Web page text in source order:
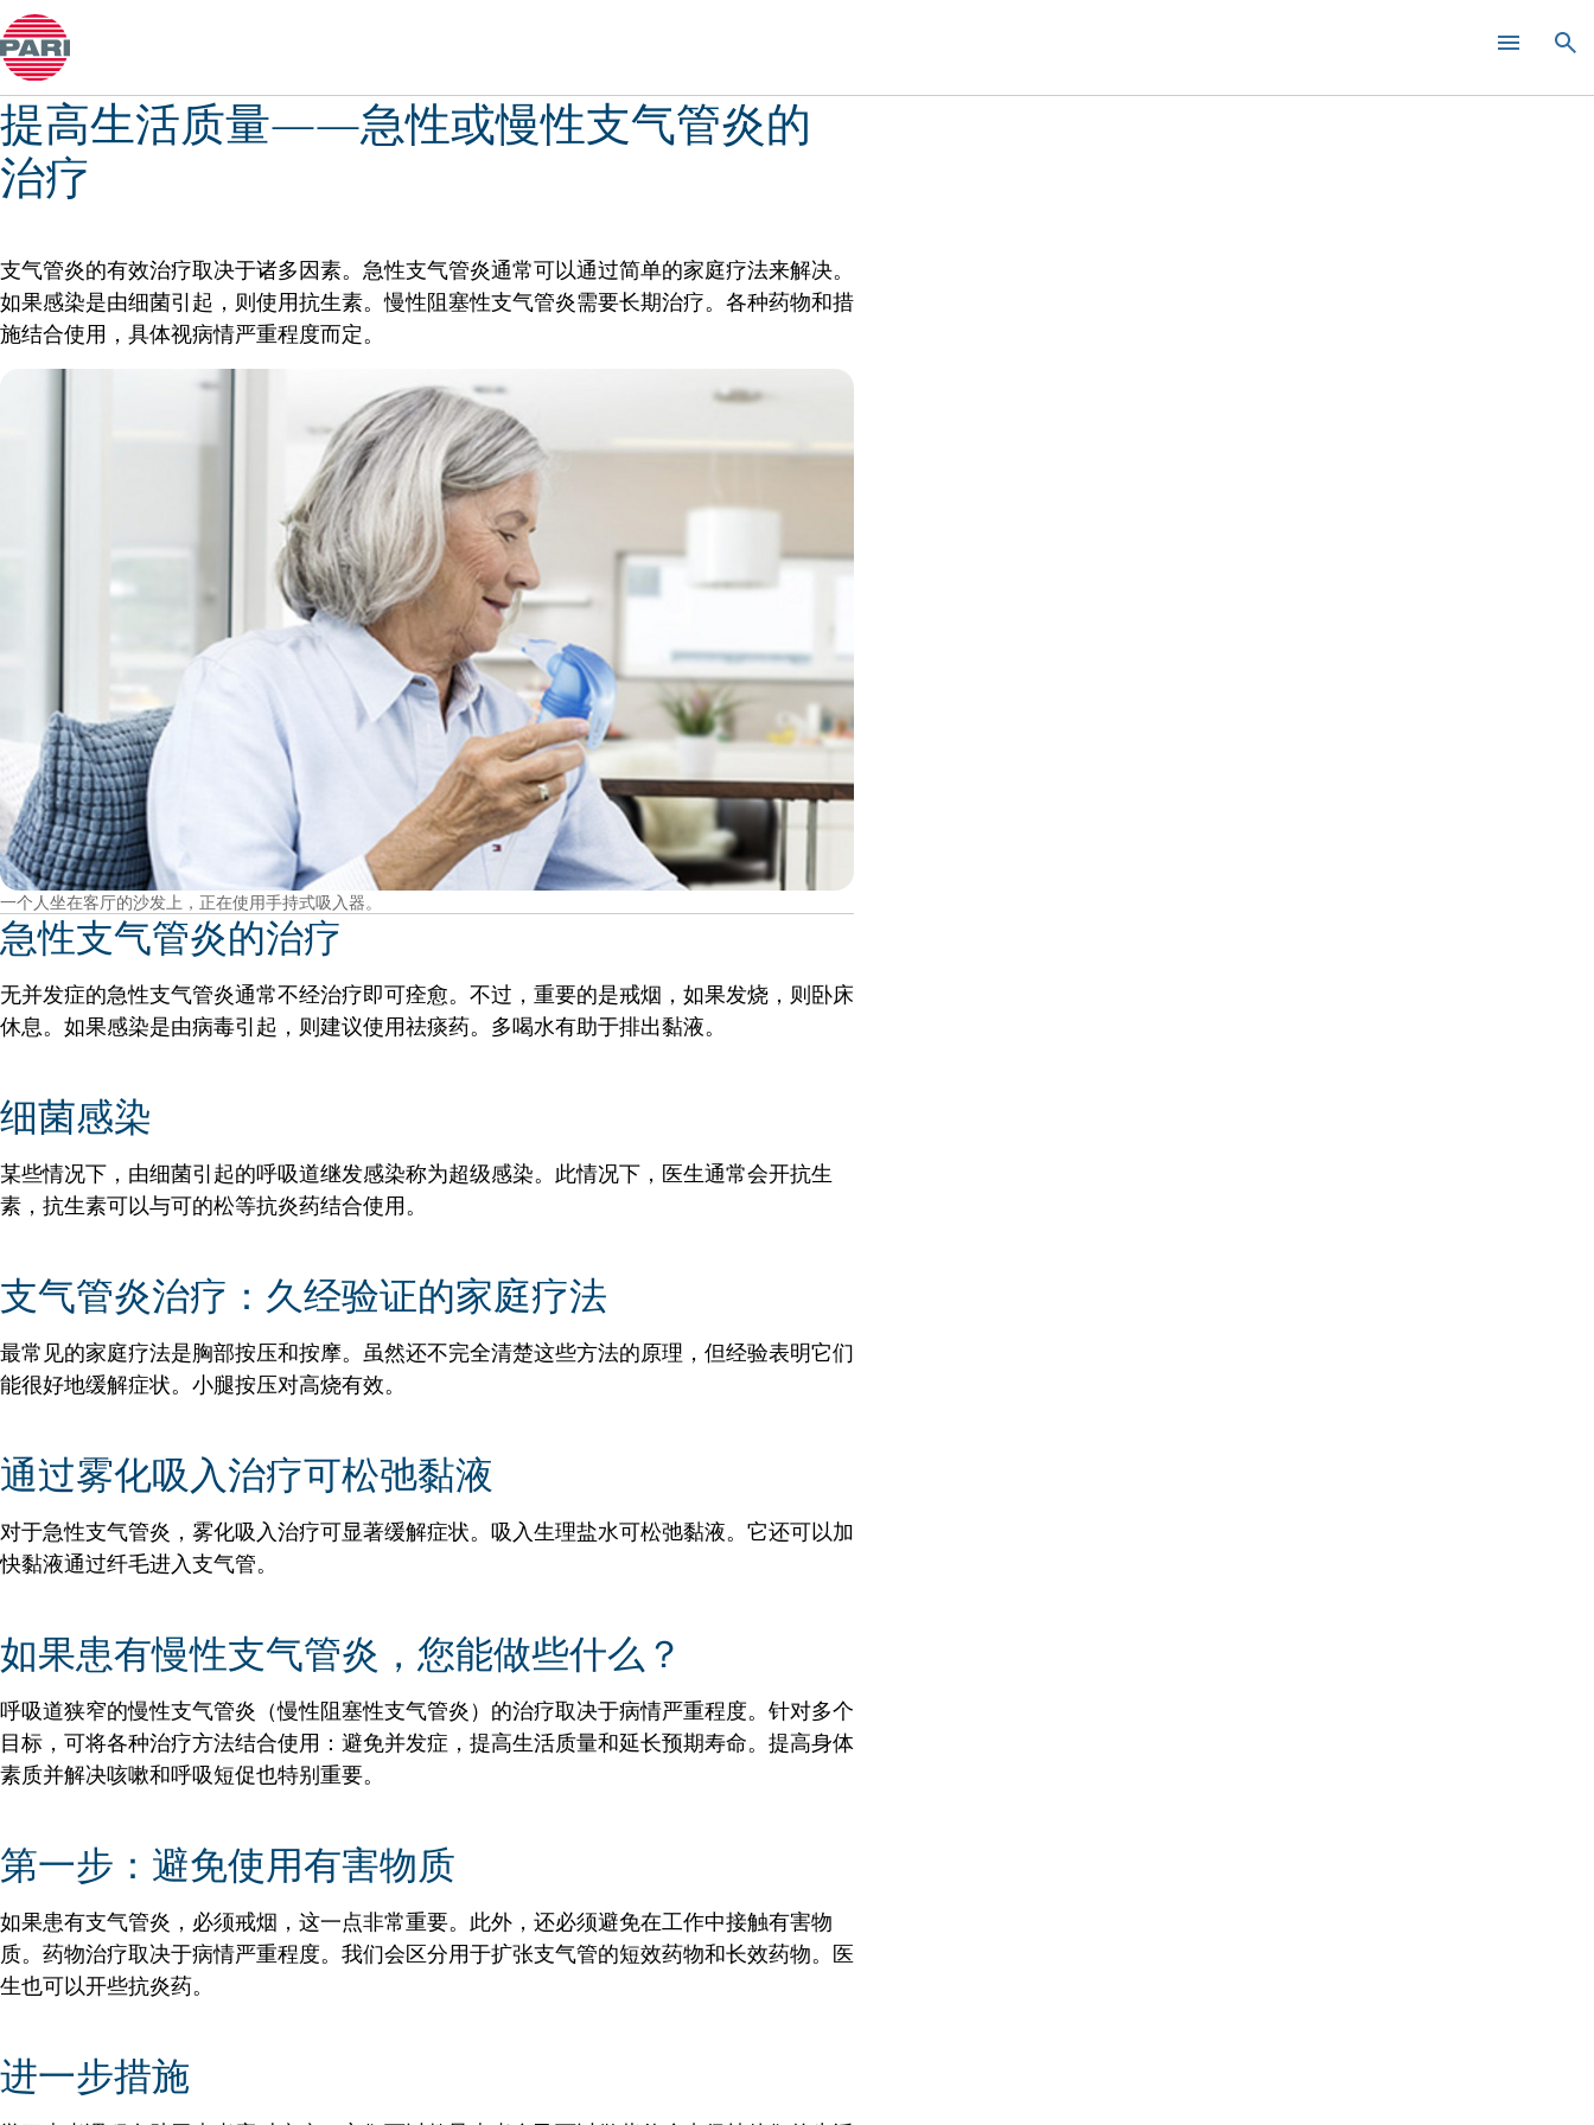
感冒和鼻炎
提高生活质量——急性或慢性支气管炎的
治疗
支气管炎的有效治疗取决于诸多因素。急性支气管炎通常可以通过简单的家庭疗法来解决。
如果感染是由细菌引起，则使用抗生素。慢性阻塞性支气管炎需要长期治疗。各种药物和措
施结合使用，具体视病情严重程度而定。
一个人坐在客厅的沙发上，正在使用手持式吸入器。
急性支气管炎的治疗
无并发症的急性支气管炎通常不经治疗即可痊愈。不过，重要的是戒烟，如果发烧，则卧床
休息。如果感染是由病毒引起，则建议使用祛痰药。多喝水有助于排出黏液。
细菌感染
某些情况下，由细菌引起的呼吸道继发感染称为超级感染。此情况下，医生通常会开抗生
素，抗生素可以与可的松等抗炎药结合使用。
支气管炎治疗：久经验证的家庭疗法
最常见的家庭疗法是胸部按压和按摩。虽然还不完全清楚这些方法的原理，但经验表明它们
能很好地缓解症状。小腿按压对高烧有效。
通过雾化吸入治疗可松弛黏液
对于急性支气管炎，雾化吸入治疗可显著缓解症状。吸入生理盐水可松弛黏液。它还可以加
快黏液通过纤毛进入支气管。
如果患有慢性支气管炎，您能做些什么？
呼吸道狭窄的慢性支气管炎（慢性阻塞性支气管炎）的治疗取决于病情严重程度。针对多个
目标，可将各种治疗方法结合使用：避免并发症，提高生活质量和延长预期寿命。提高身体
素质并解决咳嗽和呼吸短促也特别重要。
第一步：避免使用有害物质
如果患有支气管炎，必须戒烟，这一点非常重要。此外，还必须避免在工作中接触有害物
质。药物治疗取决于病情严重程度。我们会区分用于扩张支气管的短效药物和长效药物。医
生也可以开些抗炎药。
进一步措施